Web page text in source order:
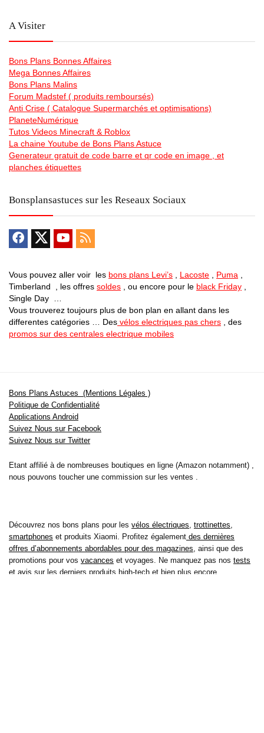
A Visiter
Bons Plans Bonnes Affaires
Mega Bonnes Affaires
Bons Plans Malins
Forum Madstef ( produits remboursés)
Anti Crise ( Catalogue Supermarchés et optimisations)
PlaneteNumérique
Tutos Videos Minecraft & Roblox
La chaine Youtube de Bons Plans Astuce
Generateur gratuit de code barre et qr code en image , et
planches étiquettes
Bonsplansastuces sur les Reseaux Sociaux
Vous pouvez aller voir les bons plans Levi’s Lacoste Puma
Timberland , les offres soldes , ou encore pour le black Friday
Single Day …
Vous trouverez toujours plus de bon plan en allant dans les
differentes catégories … Des vélos electriques pas chers , des
promos sur des centrales electrique mobiles
Bons Plans Astuces (Mentions Légales )
Politique de Confidentialité
Applications Android
Suivez Nous sur Facebook
Suivez Nous sur Twitter
Etant affilié à de nombreuses boutiques en ligne (Amazon notamment) ,
nous pouvons toucher une commission sur les ventes .
Découvrez nos bons plans pour les vélos électriques, trottinettes,
smartphones et produits Xiaomi. Profitez également des dernières
offres d’abonnements abordables pour des magazines, ainsi que des
promotions pour vos vacances et voyages. Ne manquez pas nos tests
et avis sur les derniers produits high-tech et bien plus encore.